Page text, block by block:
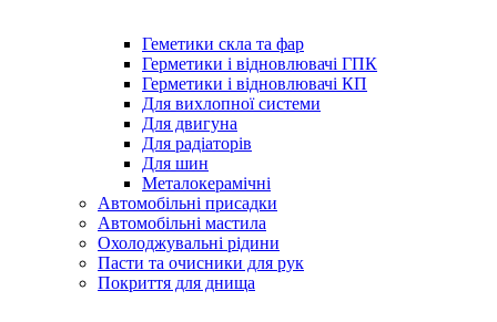
Геметики скла та фар
Герметики і відновлювачі ГПК
Герметики і відновлювачі КП
Для вихлопної системи
Для двигуна
Для радіаторів
Для шин
Металокерамічні
Автомобільні присадки
Автомобільні мастила
Охолоджувальні рідини
Пасти та очисники для рук
Покриття для днища